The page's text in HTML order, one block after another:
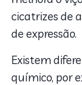
cicatrizes de
de expressão.
Existem
químico, por